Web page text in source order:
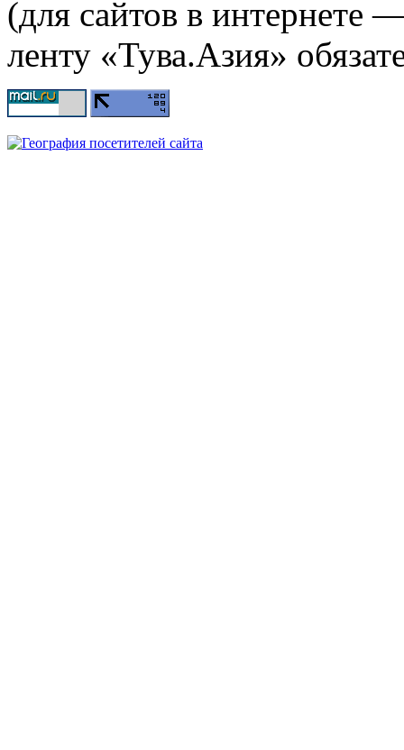
(для сайтов в интернете
ленту «Тува.Азия»